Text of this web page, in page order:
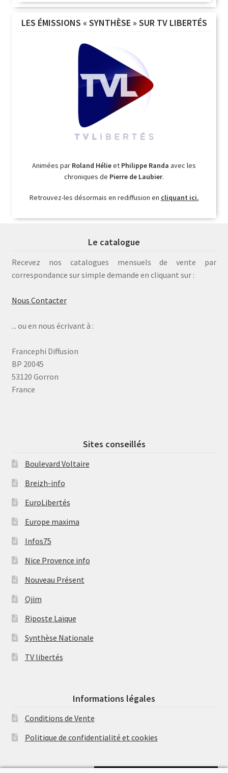
LES ÉMISSIONS « SYNTHÈSE » SUR TV LIBERTÉS
Animées par Roland Hélieet Philippe Randa avec les
chroniques de Pierre de Laubier.
Retrouvez-les désormais en rediffusion en cliquant ici.
Le catalogue
Recevez nos catalogues mensuels de vente par
correspondance sur simple demande en cliquant sur :
Nous Contacter
... ou en nous écrivant à :
Francephi Diffusion
BP 20045
53120 Gorron
France
Sites conseillés
Boulevard Voltaire
Breizh-info
EuroLibertés
Europe maxima
Infos75
Nice Provence info
Nouveau Présent
Ojim
Riposte Laïque
Synthèse Nationale
TV libertés
Informations légales
Conditions de Vente
Politique de confidentialité et cookies